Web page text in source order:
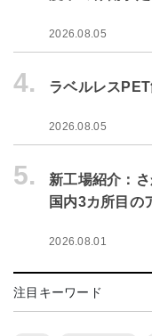
2026.08.05
4. ラベルレス
2026.08.05
5.
新工場紹介：
国内3カ所目の
2026.08.01
注目キーワード